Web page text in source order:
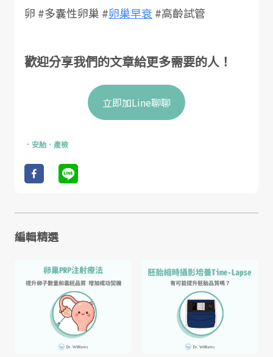
卵 #多囊性卵巢 #卵巢早衰 #高齡試管
歡迎分享我們的文章給更多需要的人！
立即加Line聊聊
． 安胎． 產檢
編輯精選